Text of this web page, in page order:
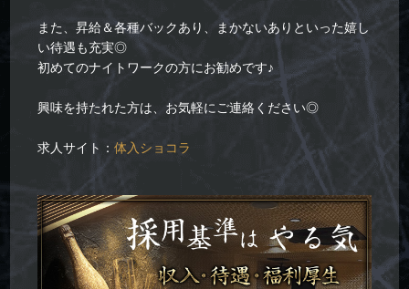
また、昇給＆各種バックあり、まかないありといった嬉し
い待遇も充実◎
初めてのナイトワークの方にお勧めです♪
興味を持たれた方は、お気軽にご連絡ください◎
求人サイト：体入ショコラ